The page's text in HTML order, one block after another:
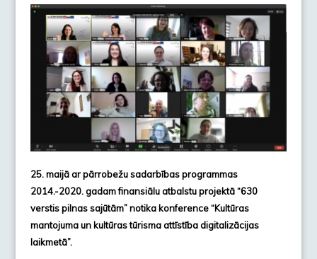
25. maijā ar pārrobežu sadarbības programmas
2014.-2020. gadam finansiālu atbalstu projektā “630
verstis pilnas sajūtām” notika konference “Kultūras
mantojuma un kultūras tūrisma attīstība digitalizācijas
laikmetā”.